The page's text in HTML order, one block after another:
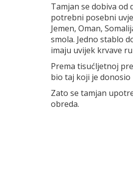
Tamjan se dobiva od
potrebni posebni
Jemen, Oman,
smola. Jedno stablo
imaju uvijek krvave
Prema tisućljetnoj
bio taj koji je donosio
Zato se tamjan
obreda.